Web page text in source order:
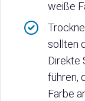
weiße
sollten
Direkte
führen,
Farbe